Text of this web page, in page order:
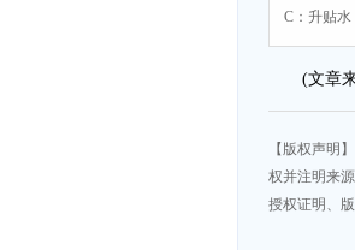
C：升贴水
(文章来
【版权声明
权并注明来
授权证明、